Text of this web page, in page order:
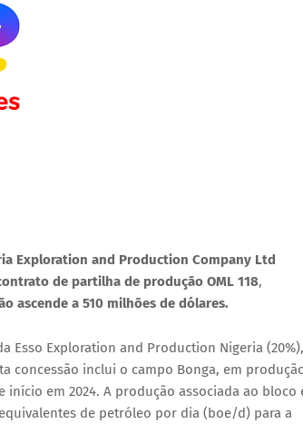
Exploration and Production Company Ltd
de partilha de produção OML 118,
ascende a 510 milhões de dólares.
Esso Exploration and Production Nigeria (20%),
concessão inclui o campo Bonga, em
início em 2024. A produção associada ao bloco
de petróleo por dia (boe/d) para a